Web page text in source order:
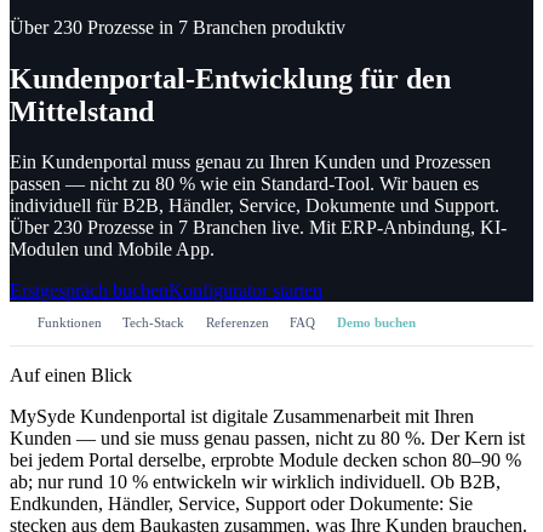
Über 230 Prozesse in 7 Branchen produktiv
Kundenportal-Entwicklung für den
Mittelstand
Ein Kundenportal muss genau zu Ihren Kunden und Prozessen
passen — nicht zu 80 % wie ein Standard-Tool. Wir bauen es
individuell für B2B, Händler, Service, Dokumente und Support.
Über 230 Prozesse in 7 Branchen live. Mit ERP-Anbindung, KI-
Modulen und Mobile App.
Erstgespräch buchenKonfigurator starten
Funktionen Tech-Stack Referenzen FAQ Demo buchen
Auf einen Blick
MySyde Kundenportal ist digitale Zusammenarbeit mit Ihren
Kunden — und sie muss genau passen, nicht zu 80 %. Der Kern ist
bei jedem Portal derselbe, erprobte Module decken schon 80–90 %
ab; nur rund 10 % entwickeln wir wirklich individuell. Ob B2B,
Endkunden, Händler, Service, Support oder Dokumente: Sie
stecken aus dem Baukasten zusammen, was Ihre Kunden brauchen.